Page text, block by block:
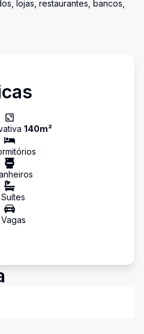
lojas, restaurantes, bancos,
140m²
s
s
Suítes
Vagas